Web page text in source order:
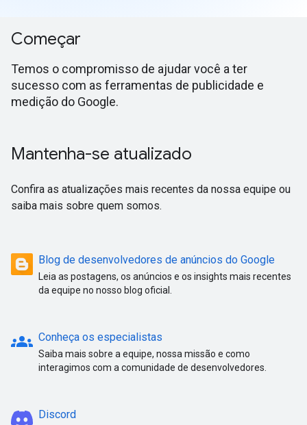
Começar
Temos o compromisso de ajudar você a ter
sucesso com as ferramentas de publicidade e
medição do Google.
Mantenha-se atualizado
Confira as atualizações mais recentes da nossa equipe ou
saiba mais sobre quem somos.
Blog de desenvolvedores de anúncios do Google
Leia as postagens, os anúncios e os insights mais recentes
da equipe no nosso blog oficial.
groups Conheça os especialistas
Saiba mais sobre a equipe, nossa missão e como
interagimos com a comunidade de desenvolvedores.
Discord